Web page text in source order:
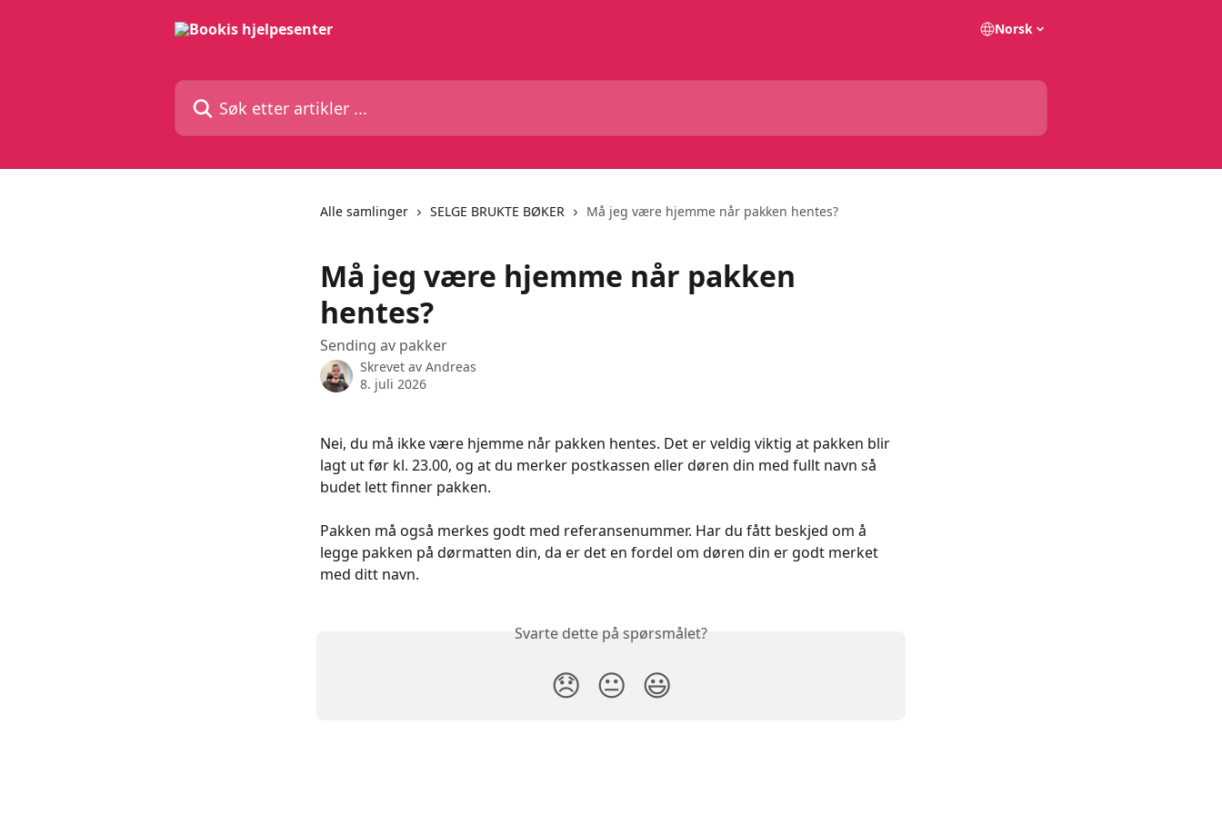
Norsk
Søk etter artikler ...
Alle samlinger SELGE BRUKTE BØKER Må jeg være hjemme når pakken hentes?
Må jeg være hjemme når pakken
hentes?
Sending av pakker
Skrevet av Andreas
8. juli 2026
Nei, du må ikke være hjemme når pakken hentes. Det er veldig viktig at pakken blir
lagt ut før kl. 23.00, og at du merker postkassen eller døren din med fullt navn så
budet lett finner pakken.
Pakken må også merkes godt med referansenummer. Har du fått beskjed om å
legge pakken på dørmatten din, da er det en fordel om døren din er godt merket
med ditt navn.
Svarte dette på spørsmålet?
😞 😐 😃